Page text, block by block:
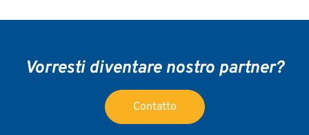
Vorresti diventare nostro partner?
Contatto